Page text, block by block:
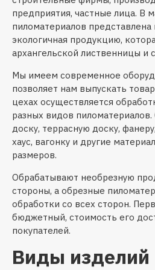
предприятия, частные лица. В
пиломатериалов представлена
экологичная продукцию,
архангельской лиственницы и
Мы имеем современное
позволяет нам выпускать
цехах осуществляется
разных видов
доску, террасную доску,
хаус, вагонку и другие
размеров.
Обрабатывают необрезную
стороны, а обрезные
обработки со всех сторон.
бюджетный, стоимость его
покупателей.
Виды изделий